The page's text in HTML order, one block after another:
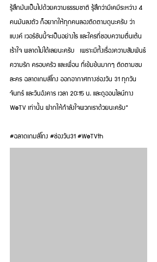
รู้สึกมันเป็นไปด้วยความธรรมชาติ รู้สึกว่ามีเคมีระหว่าง 4
คนมันลงตัว ก็อยากให้ทุกคนลองติดตามดูนะครับ ว่า
แบงค์ เวอร์ชันนี้จะเป็นอย่างไร และใครที่ชอบความตื่นเต้น
เร้าใจ พลาดไม่ได้เลยนะครับ เพราะมีทั้งเรื่องความสัมพันธ์
ความรัก ครอบครัว และเพื่อน ที่เข้มข้นมากๆ ติดตามชม
ละคร ฉลาดเกมส์โกง ออกอากาศทางช่องวัน 31 ทุกวัน
จันทร์ และวันอังคาร เวลา 20:15 น. และดูออนไลน์ทาง
WeTV เท่านั้น ฝากให้กำลังใจพวกเราด้วยนะครับ”
#ฉลาดเกมส์โกง #ช่องวัน31 #WeTVth